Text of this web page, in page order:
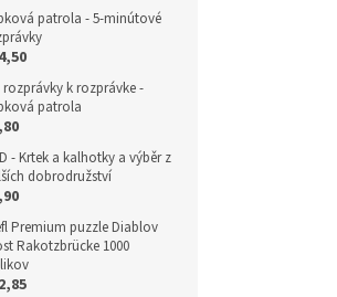
patrola - 5-minútové
rozprávky k rozprávke -
patrola
- Krtek a kalhotky a výběr z
dobrodružství
Premium puzzle Diablov
Rakotzbrücke 1000